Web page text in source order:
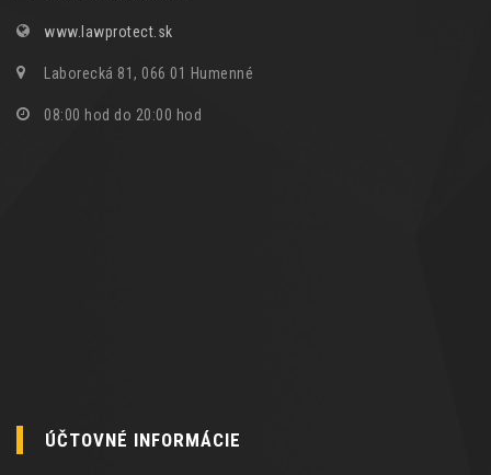
www.lawprotect.sk
Laborecká 81, 066 01 Humenné
08:00 hod do 20:00 hod
ÚČTOVNÉ INFORMÁCIE